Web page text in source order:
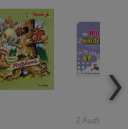
3 Audio-CDs!